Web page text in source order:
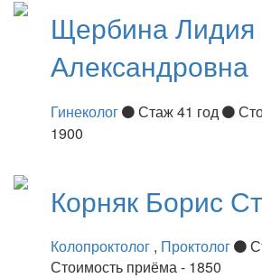
ЩербинаЛидия
Александровна
Гинеколог Стаж 41 год
1900
Корняк Борис
Колопроктолог , Проктолог
Стоимость приёма - 1850